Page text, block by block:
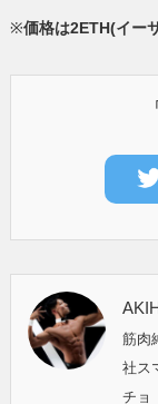
※価格は2ETH(イー
筋肉
社ス
チョ